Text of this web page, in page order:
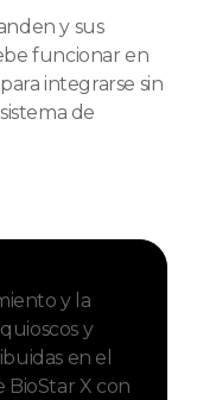
y sus
funcionar en
integrarse sin
de
y la
y
en el
BioStar X con